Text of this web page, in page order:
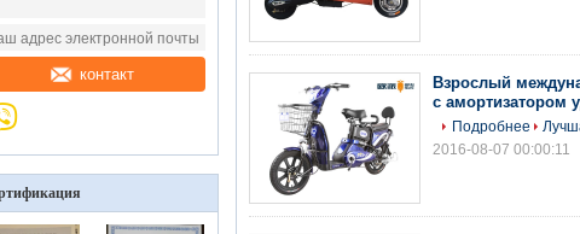
контакт
Взрослый
с амортизатором
Подробнее
2016-08-07 00:00:11